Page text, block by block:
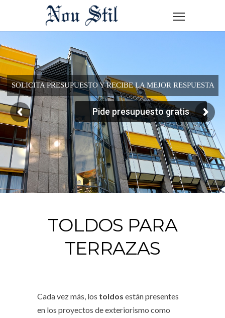
SOLICITA PRESUPUESTO Y RECIBE LA MEJOR RESPUESTA
Pide presupuesto gratis
TOLDOS PARA
TERRAZAS
Cada vez más, los toldos están presentes
en los proyectos de exteriorismo como